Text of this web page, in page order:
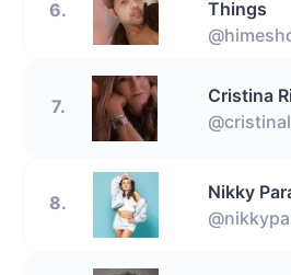
6.
Things
7.
Cristina
8.
Nikky